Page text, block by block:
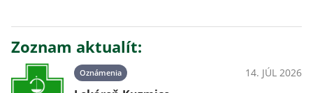
Zoznam aktualít:
Oznámenia 14. JÚL 2026